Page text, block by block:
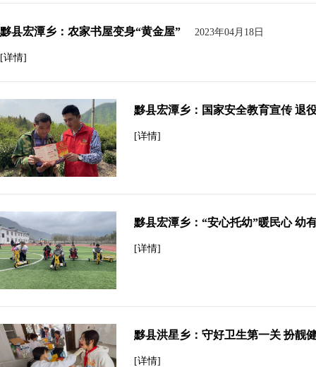
黟县宏潭乡：农家书屋变身“黄金屋” 2023年04月18日
[详情]
黟县宏潭乡：国家安全教育宣传 退
[详情]
黟县宏潭乡：“安心托幼”暖民心 幼
[详情]
黟县洪星乡：守好卫生第一关 扮靓
[详情]